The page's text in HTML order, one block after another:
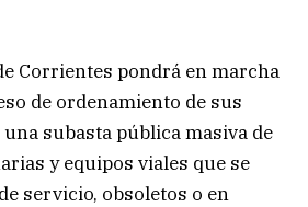
Corrientes pondrá en marcha
de ordenamiento de sus
subasta pública masiva de
y equipos viales que se
servicio, obsoletos o en